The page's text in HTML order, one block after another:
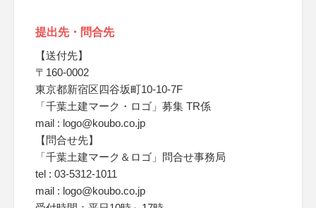
提出先・問合先
【送付先】
〒160-0002
東京都新宿区四谷坂町10-10-7F
「千葉土建マーク・ロゴ」募集 TR係
mail : logo@koubo.co.jp
【問合せ先】
「千葉土建マーク＆ロゴ」問合せ事務局
tel : 03-5312-1011
mail : logo@koubo.co.jp